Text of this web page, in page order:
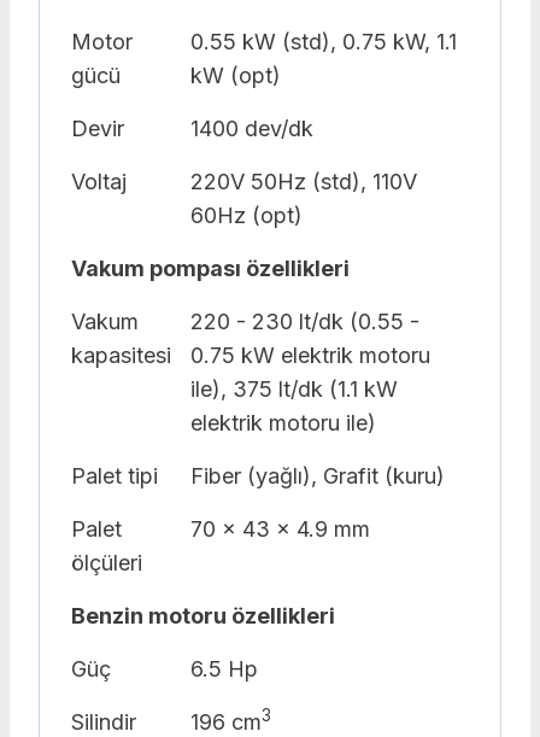
Motor
gücü
0.55 kW (std), 0.75 kW, 1.1
kW (opt)
Devir 1400 dev/dk
Voltaj
220V 50Hz (std), 110V
60Hz (opt)
Vakum pompası özellikleri
Vakum
kapasitesi
220 - 230 lt/dk (0.55 -
0.75 kW elektrik motoru
ile), 375 lt/dk (1.1 kW
elektrik motoru ile)
Palet tipi Fiber (yağlı), Grafit (kuru)
Palet
ölçüleri
70 x 43 x 4.9 mm
Benzin motoru özellikleri
Güç 6.5 Hp
Silindir
196 cm3